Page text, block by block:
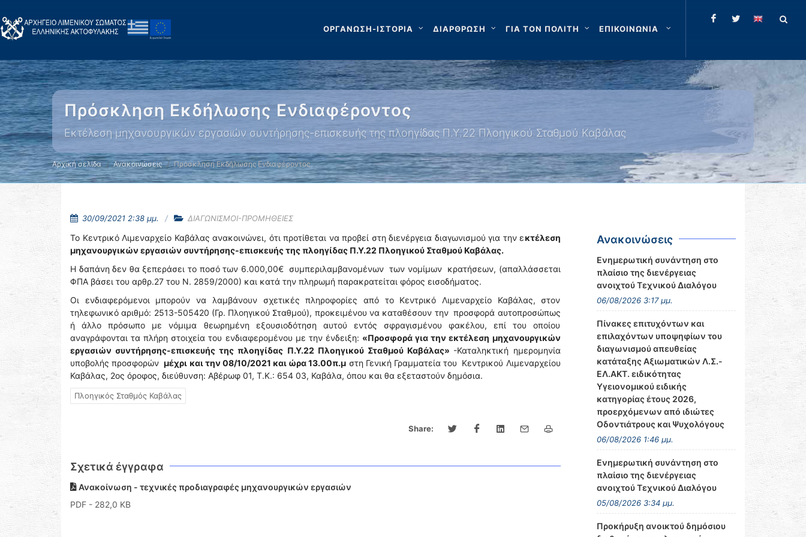
ΟΡΓΑΝΩΣΗ-ΙΣΤΟΡΙΑ ΔΙΑΡΘΡΩΣΗ ΓΙΑ ΤΟΝ ΠΟΛΙΤΗ ΕΠΙΚΟΙΝΩΝΙΑ
Πρόσκληση Εκδήλωσης Ενδιαφέροντος
Εκτέλεση μηχανουργικών εργασιών συντήρησης-επισκευής της πλοηγίδας Π.Υ.22 Πλοηγικού Σταθμού Καβάλας
Αρχική σελίδα Ανακοινώσεις Πρόσκληση Εκδήλωσης Ενδιαφέροντος
30/09/2021 2:38 μμ. ΔΙΑΓΩΝΙΣΜΟΙ-ΠΡΟΜΗΘΕΙΕΣ
Το Κεντρικό Λιμεναρχείο Καβάλας ανακοινώνει, ότι προτίθεται να προβεί στη διενέργεια διαγωνισμού για την εκτέλεση
μηχανουργικών εργασιών συντήρησης-επισκευής της πλοηγίδας Π.Υ.22 Πλοηγικού Σταθμού Καβάλας.
Η δαπάνη δεν θα ξεπεράσει το ποσό των 6.000,00€ συμπεριλαμβανομένων των νομίμων κρατήσεων, (απαλλάσσεται
ΦΠΑ βάσει του αρθρ.27 του Ν. 2859/2000) και κατά την πληρωμή παρακρατείται φόρος εισοδήματος.
Οι ενδιαφερόμενοι μπορούν να λαμβάνουν σχετικές πληροφορίες από το Κεντρικό Λιμεναρχείο Καβάλας, στον
τηλεφωνικό αριθμό: 2513-505420 (Γρ. Πλοηγικού Σταθμού), προκειμένου να καταθέσουν την προσφορά αυτοπροσώπως
ή άλλο πρόσωπο με νόμιμα θεωρημένη εξουσιοδότηση αυτού εντός σφραγισμένου φακέλου, επί του οποίου
αναγράφονται τα πλήρη στοιχεία του ενδιαφερομένου με την ένδειξη: «Προσφορά για την εκτέλεση μηχανουργικών
εργασιών συντήρησης-επισκευής της πλοηγίδας Π.Υ.22 Πλοηγικού Σταθμού Καβάλας» -Καταληκτική ημερομηνία
υποβολής προσφορώνμέχρι και την 08/10/2021 και ώρα 13.00π.μ στη Γενική Γραμματεία του Κεντρικού Λιμεναρχείου
Καβάλας, 2ος όροφος, διεύθυνση: Αβέρωφ 01, Τ.Κ.: 654 03, Καβάλα, όπου και θα εξεταστούν δημόσια.
Πλοηγικός Σταθμός Καβάλας
Share:
Σχετικά έγγραφα
Ανακοίνωση - τεχνικές προδιαγραφές μηχανουργικών εργασιών
PDF - 282,0 KB
Ανακοινώσεις
Ενημερωτική συνάντηση στο
πλαίσιο της διενέργειας
ανοιχτού Τεχνικού Διαλόγου
06/08/2026 3:17 μμ.
Πίνακες επιτυχόντων και
επιλαχόντων υποψηφίων του
διαγωνισμού απευθείας
κατάταξης Αξιωματικών Λ.Σ.-
ΕΛ.ΑΚΤ. ειδικότητας
Υγειονομικού ειδικής
κατηγορίας έτους 2026,
προερχόμενων από ιδιώτες
Οδοντιάτρους και Ψυχολόγους
06/08/2026 1:46 μμ.
Ενημερωτική συνάντηση στο
πλαίσιο της διενέργειας
ανοιχτού Τεχνικού Διαλόγου
05/08/2026 3:34 μμ.
Προκήρυξη ανοικτού δημόσιου